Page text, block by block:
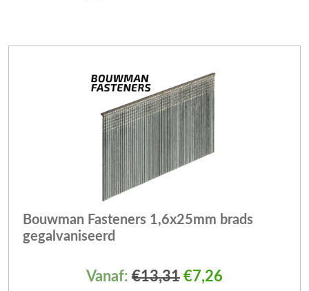
Bouwman Fasteners 1,6x25mm brads
gegalvaniseerd
Vanaf: €13,31 €7,26